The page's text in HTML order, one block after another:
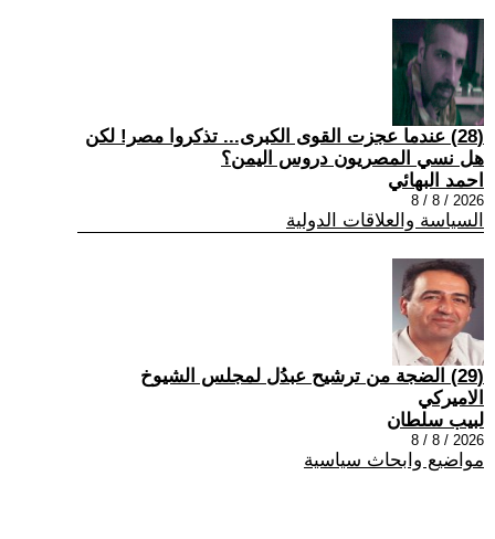
(28) عندما عجزت القوى الكبرى... تذكروا مصر! لكن
هل نسي المصريون دروس اليمن؟
احمد البهائي
2026 / 8 / 8
السياسة والعلاقات الدولية
(29) الضجة من ترشيح عبدُل لمجلس الشيوخ
الاميركي
لبيب سلطان
2026 / 8 / 8
مواضيع وابحاث سياسية